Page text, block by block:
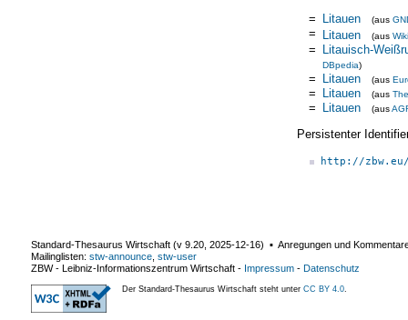
= Litauen (aus
= Litauen (aus
= Litauisch-
DBpedia)
= Litauen (aus
= Litauen (aus
= Litauen (aus
Persistenter
http://
Standard-Thesaurus Wirtschaft (v 9.20 2025-12-16) ▪ Anregungen und
Mailinglisten: stw-announce stw-user
ZBW - Leibniz-Informationszentrum Wirtschaft - Impressum - Datenschutz
Der Standard-Thesaurus Wirtschaft steht unter CC BY 4.0